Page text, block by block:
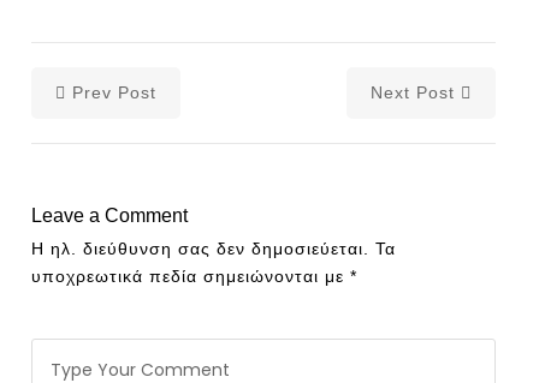
Prev Post Next Post
Leave a Comment
Η ηλ. διεύθυνση σας δεν δημοσιεύεται. Τα
υποχρεωτικά πεδία σημειώνονται με*